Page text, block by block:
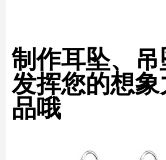
制作耳坠、
发挥您的想
品哦